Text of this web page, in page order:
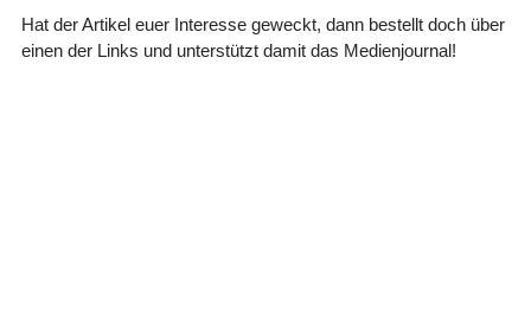
Hat der Artikel euer Interesse geweckt, dann bestellt doch über
einen der Links und unterstützt damit das Medienjournal!